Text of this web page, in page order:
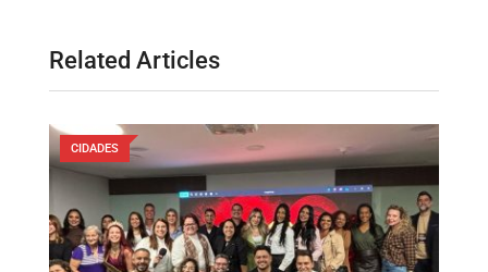
Related Articles
CIDADES